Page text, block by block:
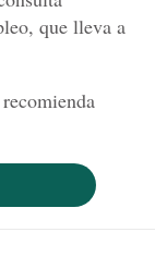
que lleva a